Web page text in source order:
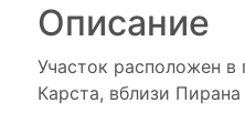
Описание
Участок расположен в
Карста, вблизи